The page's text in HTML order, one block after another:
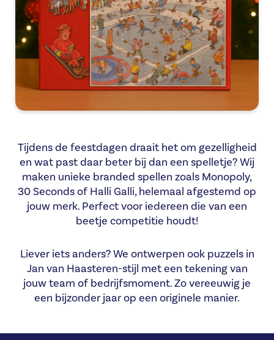
Tijdens de feestdagen draait het om gezelligheid
en wat past daar beter bij dan een spelletje? Wij
maken unieke branded spellen zoals Monopoly,
30 Seconds of Halli Galli, helemaal afgestemd op
jouw merk. Perfect voor iedereen die van een
beetje competitie houdt!
Liever iets anders? We ontwerpen ook puzzels in
Jan van Haasteren-stijl met een tekening van
jouw team of bedrijfsmoment. Zo vereeuwig je
een bijzonder jaar op een originele manier.